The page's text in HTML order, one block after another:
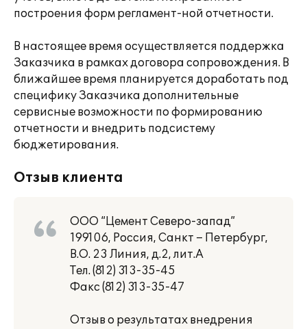
построения форм регламент-ной отчетности.
В настоящее время осуществляется поддержка
Заказчика в рамках договора сопровождения. В
ближайшее время планируется доработать под
специфику Заказчика дополнительные
сервисные возможности по формированию
отчетности и внедрить подсистему
бюджетирования.
Отзыв клиента
ООО “Цемент Северо-запад”
199106, Россия, Санкт – Петербург,
В.О. 23 Линия, д.2, лит.А
Тел. (812) 313-35-45
Факс (812) 313-35-47
Отзыв о результатах внедрения